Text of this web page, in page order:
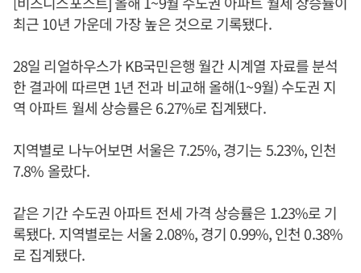
최근 10년 가운데 가장 높은 것으로 기록됐다.
28일 리얼하우스가 KB국민은행 월간 시계열 자료를 분석
한 결과에 따르면 1년 전과 비교해 올해(1~9월) 수도권 지
역 아파트 월세 상승률은 6.27%로 집계됐다.
지역별로 나누어보면 서울은 7.25%, 경기는 5.23%, 인천
7.8% 올랐다.
같은 기간 수도권 아파트 전세 가격 상승률은 1.23%로 기
록됐다. 지역별로는 서울 2.08%, 경기 0.99%, 인천 0.38%
로 집계됐다.